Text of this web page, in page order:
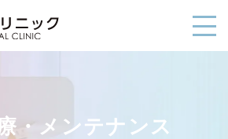
・メンテナンス